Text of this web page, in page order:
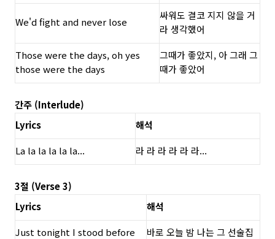
We'd fight and never lose
싸워도 결코 지지 않을 거
라 생각했어
Those were the days, oh yes
those were the days
그때가 좋았지, 아 그래 그
때가 좋았어
간주 (Interlude)
Lyrics
해석
La la la la la la...
라 라 라 라 라 라...
3절 (Verse 3)
Lyrics
해석
Just tonight I stood before
바로 오늘 밤 나는 그 선술집